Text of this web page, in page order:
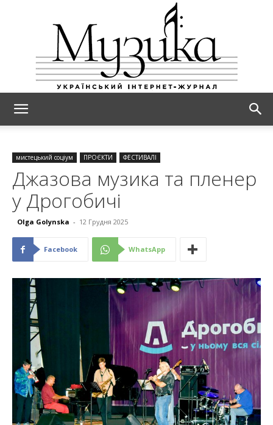
мистецький соціум ПРОЄКТИ ФЕСТИВАЛІ
Джазова музика та пленер
у Дрогобичі
Olga Golynska - 12 Грудня 2025
Facebook WhatsApp